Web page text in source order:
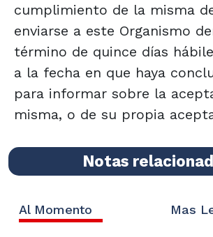
cumplimiento de la misma
enviarse a este Organismo
término de quince días
a la fecha en que haya
para informar sobre la
misma, o de su propia
Notas
Al Momento Mas